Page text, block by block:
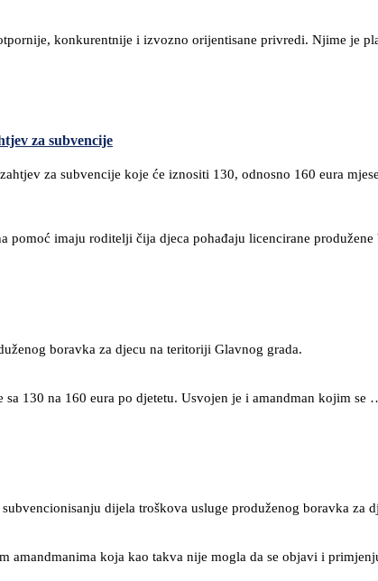
konkurentnije i izvozno orijentisane privredi. Njime je
za subvencije
za subvencije koje će iznositi 130, odnosno 160 eura
pomoć imaju roditelji čija djeca pohađaju licencirane
boravka za djecu na teritoriji Glavnog grada.
130 na 160 eura po djetetu. Usvojen je i amandman kojim se
dijela troškova usluge produženog boravka za
koja kao takva nije mogla da se objavi i